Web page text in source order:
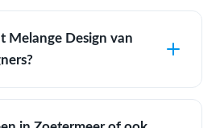
Melange Design van